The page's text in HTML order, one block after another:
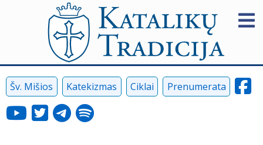
Šv. Mišios Katekizmas Ciklai Prenumerata